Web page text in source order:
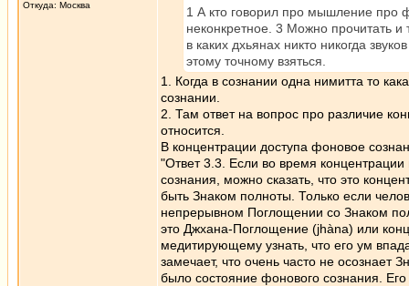
Откуда: Москва
1 А кто говорил про мышление про
неконкретное. 3 Можно прочитать
в каких дхьянах никто никогда
этому точному взяться.
1. Когда в сознании одна нимитта то
сознании.
2. Там ответ на вопрос про различие
относится.
В концентрации доступа фоновое
"Ответ 3.3. Если во время
сознания, можно сказать, что это
быть Знаком полноты. Только если
непрерывном Поглощении со Знаком
это Джхана-Поглощение (jhàna) или
медитирующему узнать, что его ум
замечает, что очень часто не осознает
было состояние фонового сознания.